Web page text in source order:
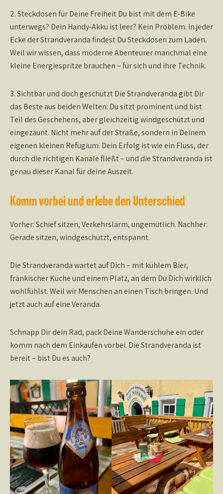
2. Steckdosen für Deine FreiheitDu bist mit dem E-Bike
unterwegs? Dein Handy-Akku ist leer? Kein Problem. In jeder
Ecke der Strandveranda findest Du Steckdosen zum Laden.
Weil wir wissen, dass moderne Abenteurer manchmal eine
kleine Energiespritze brauchen – für sich und ihre Technik.
3. Sichtbar und doch geschütztDie Strandveranda gibt Dir
das Beste aus beiden Welten: Du sitzt prominent und bist
Teil des Geschehens, aber gleichzeitig windgeschützt und
eingezäunt. Nicht mehr auf der Straße, sondern in Deinem
eigenen kleinen Refugium. Dein Erfolg ist wie ein Fluss, der
durch die richtigen Kanäle fließt – und die Strandveranda ist
genau dieser Kanal für deine Auszeit.
Komm vorbei und erlebe den Unterschied
Vorher:Schief sitzen, Verkehrslärm, ungemütlich. Nachher:
Gerade sitzen, windgeschützt, entspannt.
Die Strandveranda wartet auf Dich – mit kühlem Bier,
fränkischer Küche und einem Platz, an dem Du Dich wirklich
wohlfühlst. Weil wir Menschen an einen Tisch bringen. Und
jetzt auch auf eine Veranda.
Schnapp Dir dein Rad, pack Deine Wanderschuhe ein oder
komm nach dem Einkaufen vorbei. Die Strandveranda ist
bereit – bist Du es auch?